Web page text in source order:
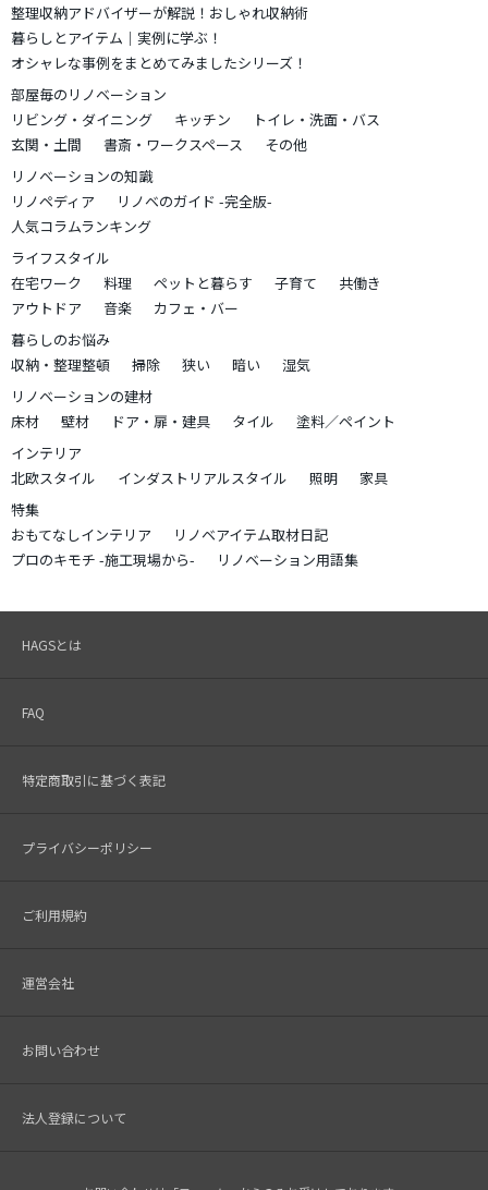
整理収納アドバイザーが解説！おしゃれ収納術
暮らしとアイテム｜実例に学ぶ！
オシャレな事例をまとめてみましたシリーズ！
部屋毎のリノベーション
リビング・ダイニング
キッチン
トイレ・洗面・バス
玄関・土間
書斎・ワークスペース
その他
リノベーションの知識
リノペディア
リノベのガイド -完全版-
人気コラムランキング
ライフスタイル
在宅ワーク
料理 ペットと暮らす 子育て
共働き
アウトドア
音楽
カフェ・バー
暮らしのお悩み
収納・整理整頓
掃除 狭い 暗い
湿気
リノベーションの建材
床材
壁材 ドア・扉・建具 タイル
塗料／ペイント
インテリア
北欧スタイル
インダストリアルスタイル 照明
家具
特集
おもてなしインテリア
リノベアイテム取材日記
プロのキモチ -施工現場から-
リノベーション用語集
HAGSとは
FAQ
特定商取引に基づく表記
プライバシーポリシー
ご利用規約
運営会社
お問い合わせ
法人登録について